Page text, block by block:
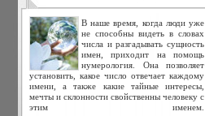
В наше время, когда люди уже
не способны видеть в словах
числа и разгадывать сущность
имен, приходит на помощь
нумерология. Она позволяет
установить, какое число отвечает каждому
имени, а также какие тайные интересы,
мечты и склонности свойственны человеку с
этим именем.